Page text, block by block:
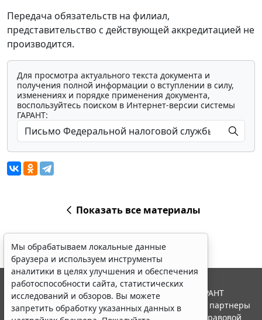
Передача обязательств на филиал,
представительство с действующей аккредитацией не
производится.
Для просмотра актуального текста документа и
получения полной информации о вступлении в силу,
изменениях и порядке применения документа,
воспользуйтесь поиском в Интернет-версии системы
ГАРАНТ:
Показать все материалы
Мы обрабатываем локальные данные
браузера и используем инструменты
аналитики в целях улучшения и обеспечения
работоспособности сайта, статистических
исследований и обзоров. Вы можете
запретить обработку указанных данных в
© ООО "НПП "ГАРАНТ-СЕРВИС", 2026. Система ГАРАНТ
выпускается с 1990 года. Компания "Гарант" и ее партнеры
являются участниками Российской ассоциации правовой